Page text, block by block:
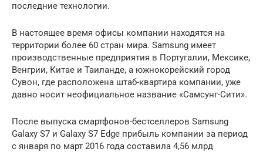
последние технологии.
В настоящее время офисы компании находятся на
территории более 60 стран мира. Samsung имеет
производственные предприятия в Португалии, Мексике,
Венгрии, Китае и Таиланде, а южнокорейский город
Сувон, где расположена штаб-квартира компании, уже
давно носит неофициальное название «Самсунг-Сити».
После выпуска смартфонов-бестселлеров Samsung
Galaxy S7 и Galaxy S7 Edge прибыль компании за период
с января по март 2016 года составила 4,56 млрд